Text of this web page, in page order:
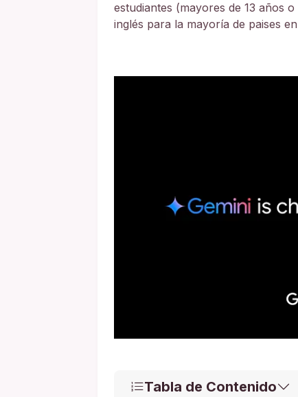
estudiantes (mayores de 13 años
inglés para la mayoría de paises
Tabla de Contenido